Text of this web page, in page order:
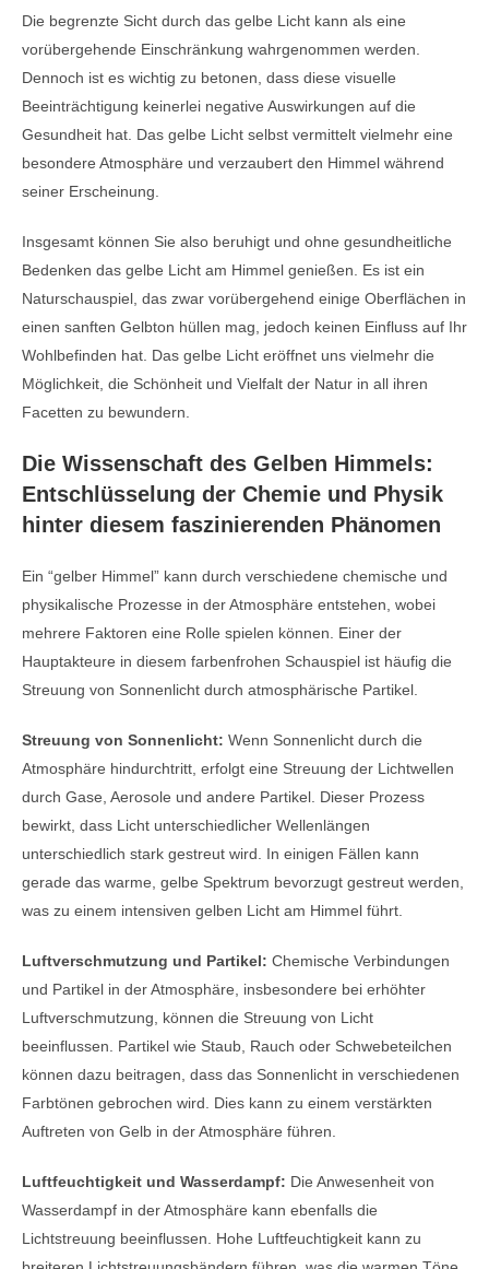
Die begrenzte Sicht durch das gelbe Licht kann als eine
vorübergehende Einschränkung wahrgenommen werden.
Dennoch ist es wichtig zu betonen, dass diese visuelle
Beeinträchtigung keinerlei negative Auswirkungen auf die
Gesundheit hat. Das gelbe Licht selbst vermittelt vielmehr eine
besondere Atmosphäre und verzaubert den Himmel während
seiner Erscheinung.
Insgesamt können Sie also beruhigt und ohne gesundheitliche
Bedenken das gelbe Licht am Himmel genießen. Es ist ein
Naturschauspiel, das zwar vorübergehend einige Oberflächen in
einen sanften Gelbton hüllen mag, jedoch keinen Einfluss auf Ihr
Wohlbefinden hat. Das gelbe Licht eröffnet uns vielmehr die
Möglichkeit, die Schönheit und Vielfalt der Natur in all ihren
Facetten zu bewundern.
Die Wissenschaft des Gelben Himmels:
Entschlüsselung der Chemie und Physik
hinter diesem faszinierenden Phänomen
Ein “gelber Himmel” kann durch verschiedene chemische und
physikalische Prozesse in der Atmosphäre entstehen, wobei
mehrere Faktoren eine Rolle spielen können. Einer der
Hauptakteure in diesem farbenfrohen Schauspiel ist häufig die
Streuung von Sonnenlicht durch atmosphärische Partikel.
Streuung von Sonnenlicht: Wenn Sonnenlicht durch die
Atmosphäre hindurchtritt, erfolgt eine Streuung der Lichtwellen
durch Gase, Aerosole und andere Partikel. Dieser Prozess
bewirkt, dass Licht unterschiedlicher Wellenlängen
unterschiedlich stark gestreut wird. In einigen Fällen kann
gerade das warme, gelbe Spektrum bevorzugt gestreut werden,
was zu einem intensiven gelben Licht am Himmel führt.
Luftverschmutzung und Partikel: Chemische Verbindungen
und Partikel in der Atmosphäre, insbesondere bei erhöhter
Luftverschmutzung, können die Streuung von Licht
beeinflussen. Partikel wie Staub, Rauch oder Schwebeteilchen
können dazu beitragen, dass das Sonnenlicht in verschiedenen
Farbtönen gebrochen wird. Dies kann zu einem verstärkten
Auftreten von Gelb in der Atmosphäre führen.
Luftfeuchtigkeit und Wasserdampf: Die Anwesenheit von
Wasserdampf in der Atmosphäre kann ebenfalls die
Lichtstreuung beeinflussen. Hohe Luftfeuchtigkeit kann zu